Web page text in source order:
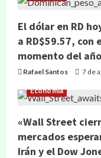
El dólar en RD
a RD$59.57, con
momento del año
Rafael Santos 7 de
Economía
«Wall Street
mercados
Irán y el Dow